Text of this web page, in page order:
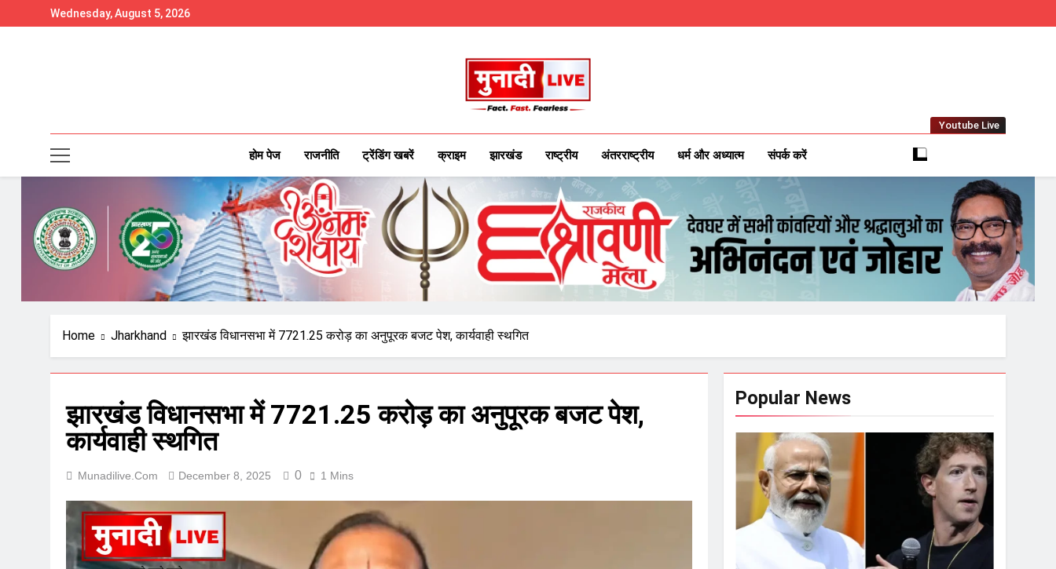
to
Wednesday, August 5, 2026
Munadilive.com
Munadi Live – Jharkhand's Leading Local News Network
Youtube Live
होम पेज राजनीति ट्रेंडिंग खबरें क्राइम झारखंड राष्ट्रीय अंतरराष्ट्रीय धर्म और अध्यात्म संपर्क करें
Home Jharkhand झारखंड विधानसभा में 7721.25 करोड़ का अनुपूरक बजट पेश, कार्यवाही स्थगित
झारखंड विधानसभा में 7721.25 करोड़ का अनुपूरक बजट पेश,
कार्यवाही स्थगित
Munadilive.com December 8, 2025 0 1 Mins
Popular News